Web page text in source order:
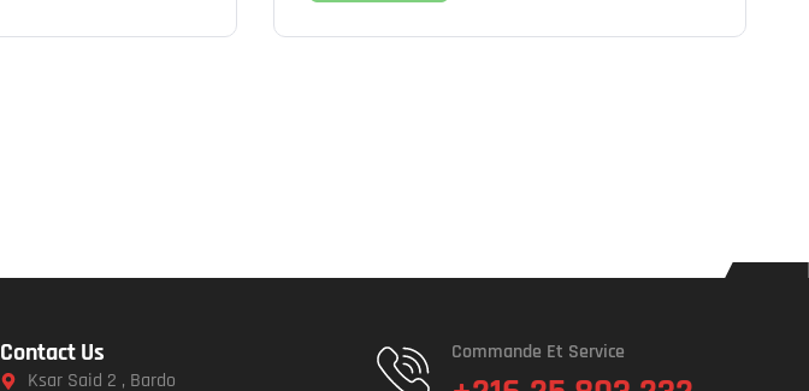
Contact Us
Ksar Said 2 , Bardo
Commande Et Service